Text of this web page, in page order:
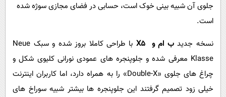
سلامت
بین الملل
اجتماعی
حیات وحش
جلوی آن شبیه بینی خوک است، حسابی در فضای مجازی سوژه شده
است.
نسخه جدیدب ام و X5
با طراحی کاملا بروز شده و سبک Neue
Klasse معرفی شده و جلوپنجره های عمودی نورانی کلیوی شکل و
چراغ های جلوی «Double-X» را به همراه دارد، اما کاربران اینترنت
خیلی زود تصمیم گرفتند این جلوپنجره ها بیشتر شبیه سوراخ های